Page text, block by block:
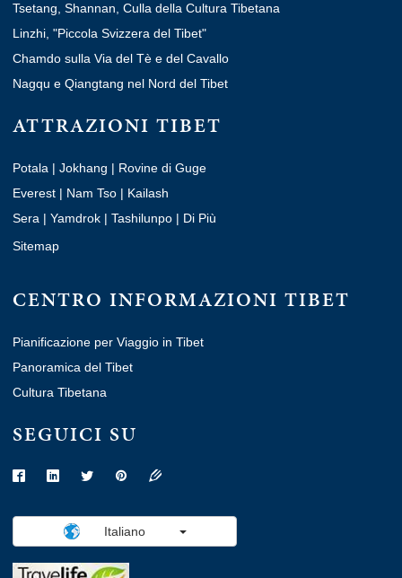
Tsetang, Shannan, Culla della Cultura Tibetana
Linzhi, "Piccola Svizzera del Tibet"
Chamdo sulla Via del Tè e del Cavallo
Nagqu e Qiangtang nel Nord del Tibet
ATTRAZIONI TIBET
Potala | Jokhang | Rovine di Guge
Everest | Nam Tso | Kailash
Sera | Yamdrok | Tashilunpo | Di Più
Sitemap
CENTRO INFORMAZIONI TIBET
Pianificazione per Viaggio in Tibet
Panoramica del Tibet
Cultura Tibetana
SEGUICI SU
Italiano